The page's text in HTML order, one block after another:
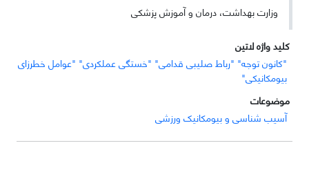
وزارت بهداشت، درمان و آموزش پزشکی
کلید واژه لاتین
"کانون توجه" "رباط صلیبی قدامی" "خستگی عملکردی" "عوامل خطرزای
بیومکانیکی"
موضوعات
آسیب شناسی و بیومکانیک ورزشی